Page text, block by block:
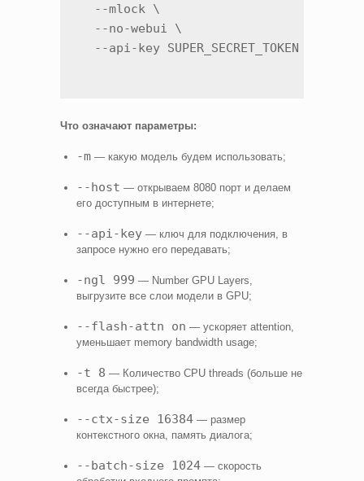
  --mlock \
  --no-webui \
  --api-key SUPER_SECRET_TOKEN
Что означают параметры:
-m — какую модель будем использовать;
--host — открываем 8080 порт и делаем
его доступным в интернете;
--api-key — ключ для подключения, в
запросе нужно его передавать;
-ngl 999 — Number GPU Layers,
выгрузите все слои модели в GPU;
--flash-attn on — ускоряет attention,
уменьшает memory bandwidth usage;
-t 8 — Количество CPU threads (больше не
всегда быстрее);
--ctx-size 16384 — размер
контекстного окна, память диалога;
--batch-size 1024 — скорость